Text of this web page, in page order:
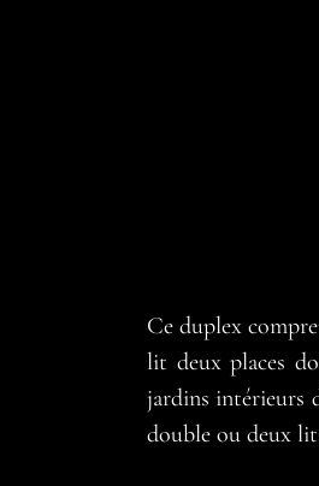
Ce duplex
lit deux places
jardins intérieurs
double ou deux